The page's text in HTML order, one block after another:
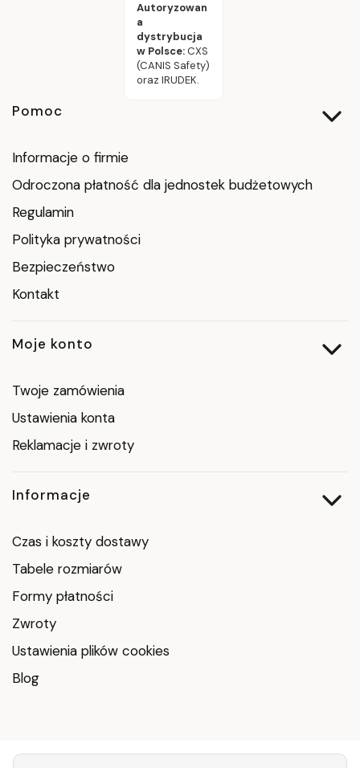
Autoryzowan
a
dystrybucja
w Polsce:CXS
(CANIS Safety)
oraz IRUDEK.
Linki w stopce
Pomoc
Informacje o firmie
Odroczona płatność dla jednostek budżetowych
Regulamin
Polityka prywatności
Bezpieczeństwo
Kontakt
Moje konto
Twoje zamówienia
Ustawienia konta
Reklamacje i zwroty
Informacje
Czas i koszty dostawy
Tabele rozmiarów
Formy płatności
Zwroty
Ustawienia plików cookies
Blog